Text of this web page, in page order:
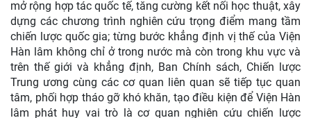
lĩnh vực khoa học xã hội và nhân văn, đóng góp thiết thực
vào sự nghiệp xây dựng và phát triển đất nước trong kỷ
nguyên mới.
Đồng chí cũng yêu cầu Viện Hàn lâm tập trung xây dựng
đội ngũ cán bộ khoa học có trình độ chuyên môn cao, có
đạo đức khoa học, trách nhiệm xã hội; chủ động đào tạo,
thu hút chuyên gia đầu ngành, nhà khoa học trẻ; tiếp tục